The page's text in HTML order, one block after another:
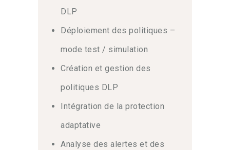
DLP
Déploiement des politiques –
mode test / simulation
Création et gestion des
politiques DLP
Intégration de la protection
adaptative
Analyse des alertes et des